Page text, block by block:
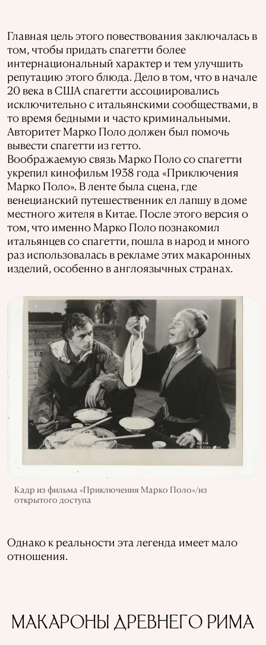
Главная цель этого повествования заключалась в
том, чтобы придать спагетти более
интернациональный характер и тем улучшить
репутацию этого блюда. Дело в том, что в начале
20 века в США спагетти ассоциировались
исключительно с итальянскими сообществами, в
то время бедными и часто криминальными.
Авторитет Марко Поло должен был помочь
вывести спагетти из гетто.
Воображаемую связь Марко Поло со спагетти
укрепил кинофильм 1938 года «Приключения
Марко Поло». В ленте была сцена, где
венецианский путешественник ел лапшу в доме
местного жителя в Китае. После этого версия о
том, что именно Марко Поло познакомил
итальянцев со спагетти, пошла в народ и много
раз использовалась в рекламе этих макаронных
изделий, особенно в англоязычных странах.
Кадр из фильма «Приключения Марко Поло»/из
открытого доступа
Однако к реальности эта легенда имеет мало
отношения.
МАКАРОНЫ ДРЕВНЕГО РИМА